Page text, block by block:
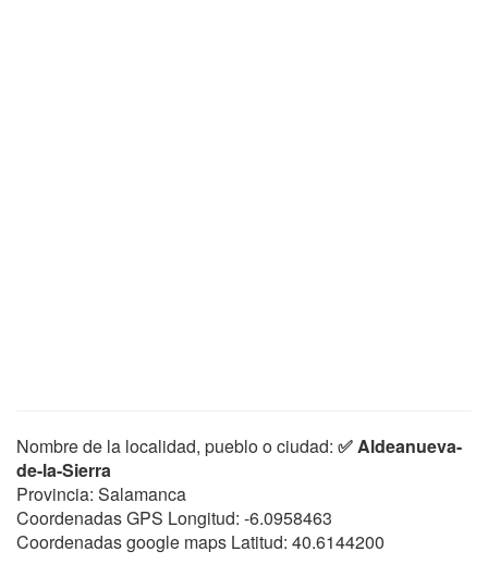
Nombre de la localidad, pueblo o ciudad: ✅ Aldeanueva-
de-la-Sierra
Provincia: Salamanca
Coordenadas GPS Longitud: -6.0958463
Coordenadas google maps Latitud: 40.6144200